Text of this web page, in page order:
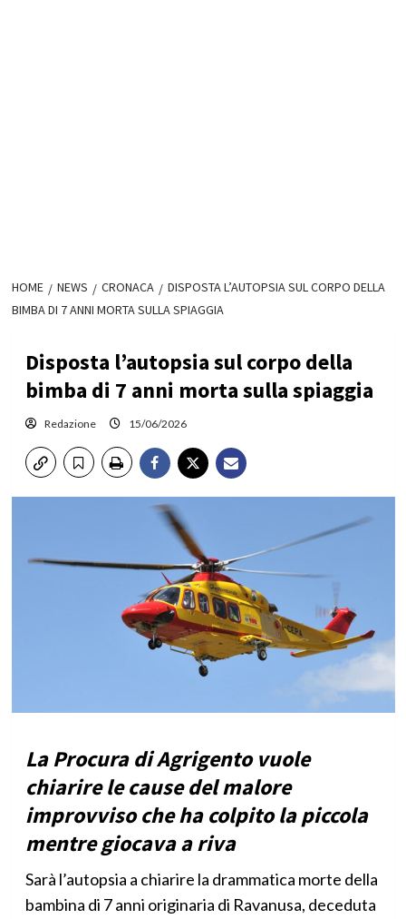
HOME NEWS CRONACA
DISPOSTA L’AUTOPSIA SUL CORPO DELLA
BIMBA DI 7 ANNI MORTA SULLA SPIAGGIA
Disposta l’autopsia sul corpo della
bimba di 7 anni morta sulla spiaggia
Redazione 15/06/2026
La Procura di Agrigento vuole
chiarire le cause del malore
improvviso che ha colpito la piccola
mentre giocava a riva
Sarà l’autopsia a chiarire la drammatica morte della
bambina di 7 anni originaria di Ravanusa, deceduta